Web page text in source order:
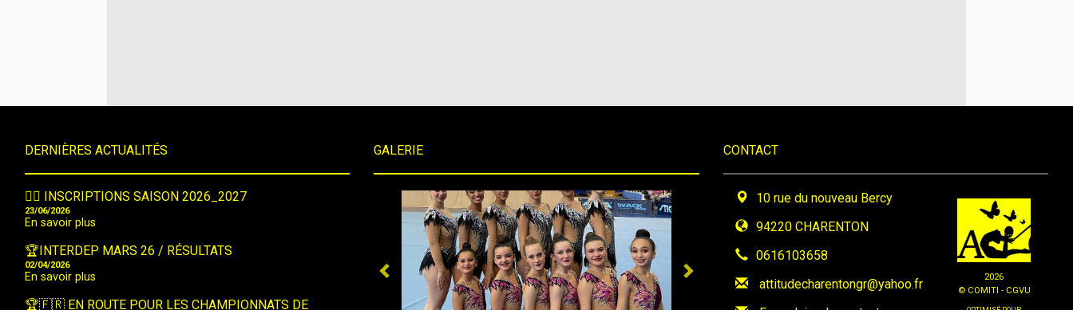
DERNIÈRES ACTUALITÉS
🤸‍♀️ INSCRIPTIONS SAISON 2026_2027
23/06/2026
En savoir plus
🏆INTERDEP MARS 26 / RÉSULTATS
02/04/2026
En savoir plus
🏆🇫🇷 EN ROUTE POUR LES CHAMPIONNATS DE
GALERIE CONTACT
10 rue du nouveau Bercy
94220 CHARENTON
0616103658
attitudecharentongr@yahoo.fr
2026
© COMITI - CGVU